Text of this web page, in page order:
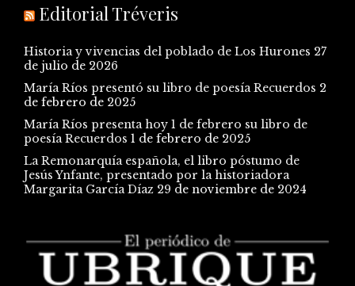
Editorial Tréveris
Historia y vivencias del poblado de Los Hurones 27
de julio de 2026
María Ríos presentó su libro de poesía Recuerdos 2
de febrero de 2025
María Ríos presenta hoy 1 de febrero su libro de
poesía Recuerdos 1 de febrero de 2025
La Remonarquía española, el libro póstumo de
Jesús Ynfante, presentado por la historiadora
Margarita García Díaz 29 de noviembre de 2024